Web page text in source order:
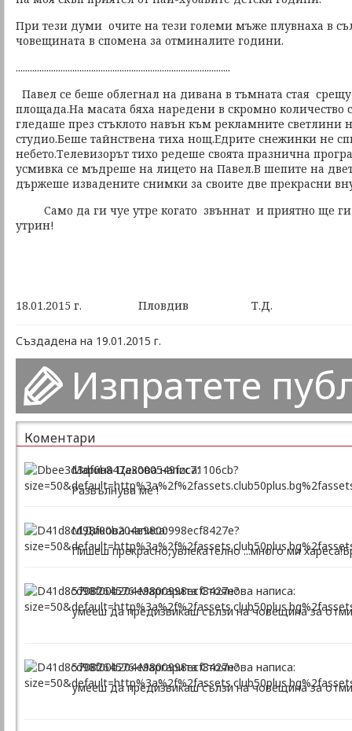
При тези думи очите на тези големи мъже плувнаха в
човещината в спомена за отминалите години.
...........................................................................................
Павел се беше облегнал на дивана в тъмната стая
площада.На масата бяха наредени в скромно количество
гледаше през стъклото навън към рекламните светлини
студио.Беше тайнствена тиха нощ.Едрите снежинки не
небето.Телевизорът тихо редеше своята празнична
усмивка се мъдреше на лицето на Павел.В шепите на
държеше извадените снимки за своите две прекрасни
Само да ги чуе утре когато звъннат и приятно ще ги
утрин!
18.01.2015 г. Пловдив Т.Д.
Създадена на 19.01.2015 г.
Изпратете
Коментари
Марина Цекова написа:
Развълнува ме !
М.Дикова написа:
Пишеш прекрасно,увлекателно ...много ми
5708264576-Маргарита Стоянова написа:
умееш да предизвикаш сълзи на човещина за
5708264576-Маргарита Стоянова написа:
умееш да предизвикаш сълзи на човещина за